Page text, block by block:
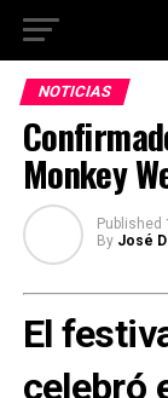
NOTICIAS
Monkey
Published
By José
El
celebró